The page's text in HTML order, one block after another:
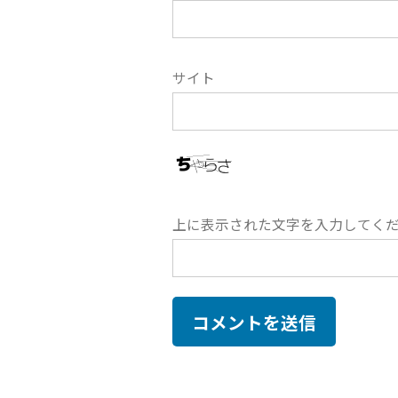
サイト
上に表示された文字を入力してく